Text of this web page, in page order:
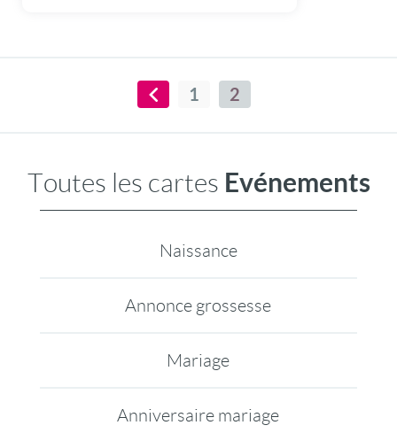
1 2
Toutes les cartes Evénements
Naissance
Annonce grossesse
Mariage
Anniversaire mariage